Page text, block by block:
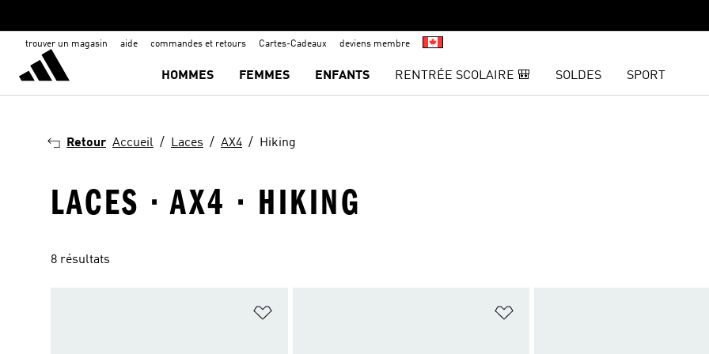
trouver un magasin aide commandes et retours Cartes-Cadeaux deviens membre
HOMMES FEMMES ENFANTS RENTRÉE SCOLAIRE 🎒 SOLDES SPORT
Retour Accueil Laces AX4 Hiking
LACES · AX4 · HIKING
8 résultats